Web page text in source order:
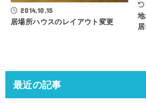
2014.10.15
居場所ハウスのレイアウト変更
最近の記事